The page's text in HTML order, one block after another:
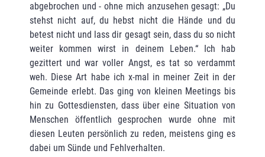
abgebrochen und - ohne mich anzusehen gesagt: „Du
stehst nicht auf, du hebst nicht die Hände und du
betest nicht und lass dir gesagt sein, dass du so nicht
weiter kommen wirst in deinem Leben.“ Ich hab
gezittert und war voller Angst, es tat so verdammt
weh. Diese Art habe ich x-mal in meiner Zeit in der
Gemeinde erlebt. Das ging von kleinen Meetings bis
hin zu Gottesdiensten, dass über eine Situation von
Menschen öffentlich gesprochen wurde ohne mit
diesen Leuten persönlich zu reden, meistens ging es
dabei um Sünde und Fehlverhalten.